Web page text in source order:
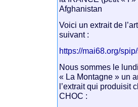
Afghanistan
Voici un extrait de
suivant :
https://mai68.org/
Nous sommes le
« La Montagne » un
l’extrait qui produisit
CHOC :